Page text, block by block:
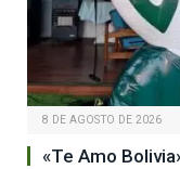
8 DE AGOSTO DE 2026
«Te Amo